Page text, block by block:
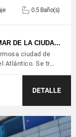
0.5 Baño(s)
DE LA CIUDA…
ciudad de
Atlántico. Se tr…
DETALLE